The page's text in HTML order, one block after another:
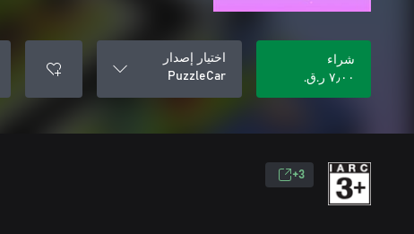
شراء
٧٫٠٠ ر.ق.‏
اختيار إصدار
PuzzleCar
3+